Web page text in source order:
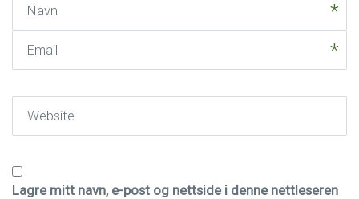
Lagre mitt navn, e-post og nettside i denne nettleseren